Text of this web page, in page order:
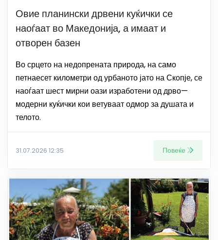
Овие планински дрвени куќички се
наоѓаат во Македонија, а имаат и
отворен базен
Во срцето на недопрената природа, на само
петнаесет километри од урбаното јато на Скопје, се
наоѓаат шест мирни оази изработени од дрво—
модерни куќички кои ветуваат одмор за душата и
телото.
31.07.2026 12:35 Повеќе